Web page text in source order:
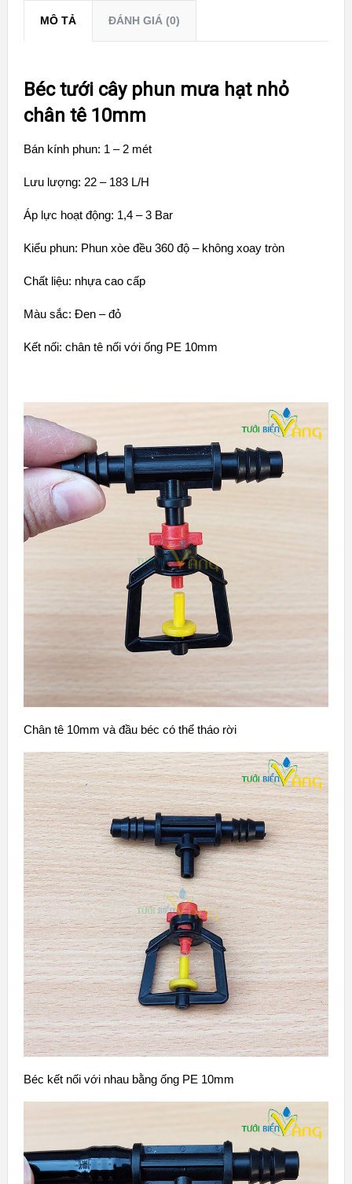
MÔ TẢ ĐÁNH GIÁ (0)
Béc tưới cây phun mưa hạt nhỏ
chân tê 10mm
Bán kính phun: 1 – 2 mét
Lưu lượng: 22 – 183 L/H
Áp lực hoạt động: 1,4 – 3 Bar
Kiểu phun: Phun xòe đều 360 độ – không xoay tròn
Chất liệu: nhựa cao cấp
Màu sắc: Đen – đỏ
Kết nối: chân tê nối với ống PE 10mm
Chân tê 10mm và đầu béc có thể tháo rời
Béc kết nối với nhau bằng ống PE 10mm